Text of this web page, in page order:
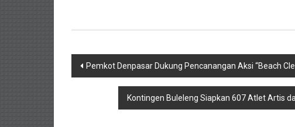
Navigasi
Pemkot Denpasar Dukung Pencanangan Aksi “Beach
Kontingen Buleleng Siapkan 607 Atlet Artis